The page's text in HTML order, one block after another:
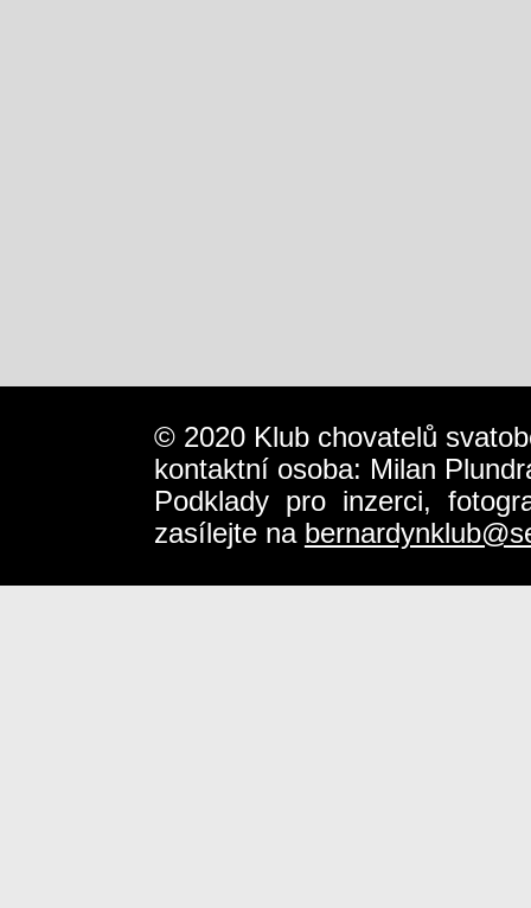
© 2020 Klub chovatelů
kontaktní osoba: Milan
Podklady pro inzerci,
zasílejte na